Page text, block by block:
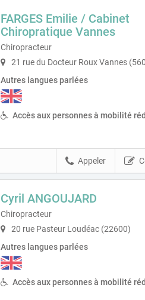
FARGES Emilie / Cabinet
Chiropratique Vannes
Chiropracteur
21 rue du Docteur Roux Vannes
Autres langues parlées
Accès aux personnes à mobilité
Appeler
Cyril ANGOUJARD
Chiropracteur
20 rue Pasteur Loudéac (22600)
Autres langues parlées
Accès aux personnes à mobilité